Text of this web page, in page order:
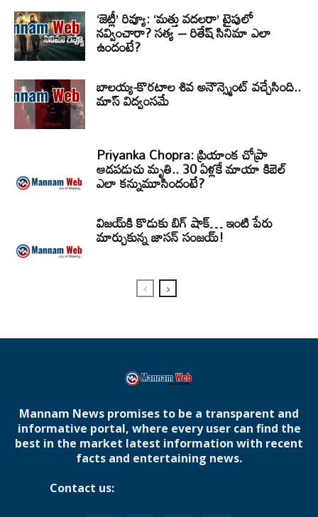
‘జెట్లీ’ రివ్యూ: ‘మత్తు వదలరా’ టైపులో
నవ్వించారా? సత్య – రితేష్ సినిమా ఎలా
ఉందంటే?
బాలయ్య-కొరటాల శివ అనౌన్స్మెంట్ వచ్చేసింది..
మాస్ విద్వంసమే
Priyanka Chopra: ప్రియాంక చోప్రా
ఆడపడుచు మృతి.. 30 ఏళ్లకే మాయా కిబెల్
ఎలా కన్నుమూసిందంటే?
విజయ్‌కి కొడుకు బిగ్ షాక్… ఇంటి పేరు
మార్చుకున్న జాసన్ సంజయ్!
Mannam News promises to be a transparent and
informative portal, where every user can find the
best in the market latest information with recent
facts and entertaining news.
Contact us: